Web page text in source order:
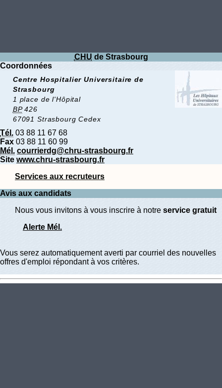
CHU de Strasbourg
Coordonnées
Centre Hospitalier Universitaire de
Strasbourg
1 place de l'Hôpital
BP426
67091 Strasbourg Cedex
Tél. 03 88 11 67 68
Fax 03 88 11 60 99
Mél. courrierdg@chru-strasbourg.fr
Site www.chru-strasbourg.fr
Services aux recruteurs
Avis aux candidats
Nous vous invitons à vous inscrire à notre service gratuit
Alerte Mél.
Vous serez automatiquement averti par courriel des nouvelles
offres d'emploi répondant à vos critères.